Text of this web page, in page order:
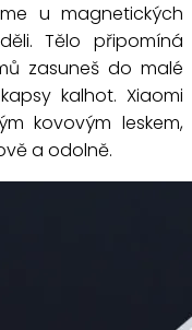
u magnetických
Tělo připomíná
zasuneš do malé
kalhot. Xiaomi
kovovým leskem,
a odolně.